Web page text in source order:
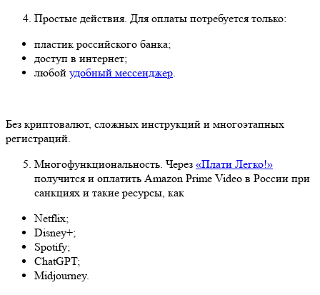
Простые действия. Для оплаты потребуется только:
пластик российского банка;
доступ в интернет;
любой удобный мессенджер.
Без криптовалют, сложных инструкций и многоэтапных
регистраций.
Многофункциональность. Через «Плати Легко!»
получится и оплатить Amazon Prime Video в России при
санкциях и такие ресурсы, как
Netflix;
Disney+;
Spotify;
ChatGPT;
Midjourney.